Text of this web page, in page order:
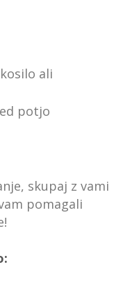
ali
potjo
skupaj z vami
pomagali